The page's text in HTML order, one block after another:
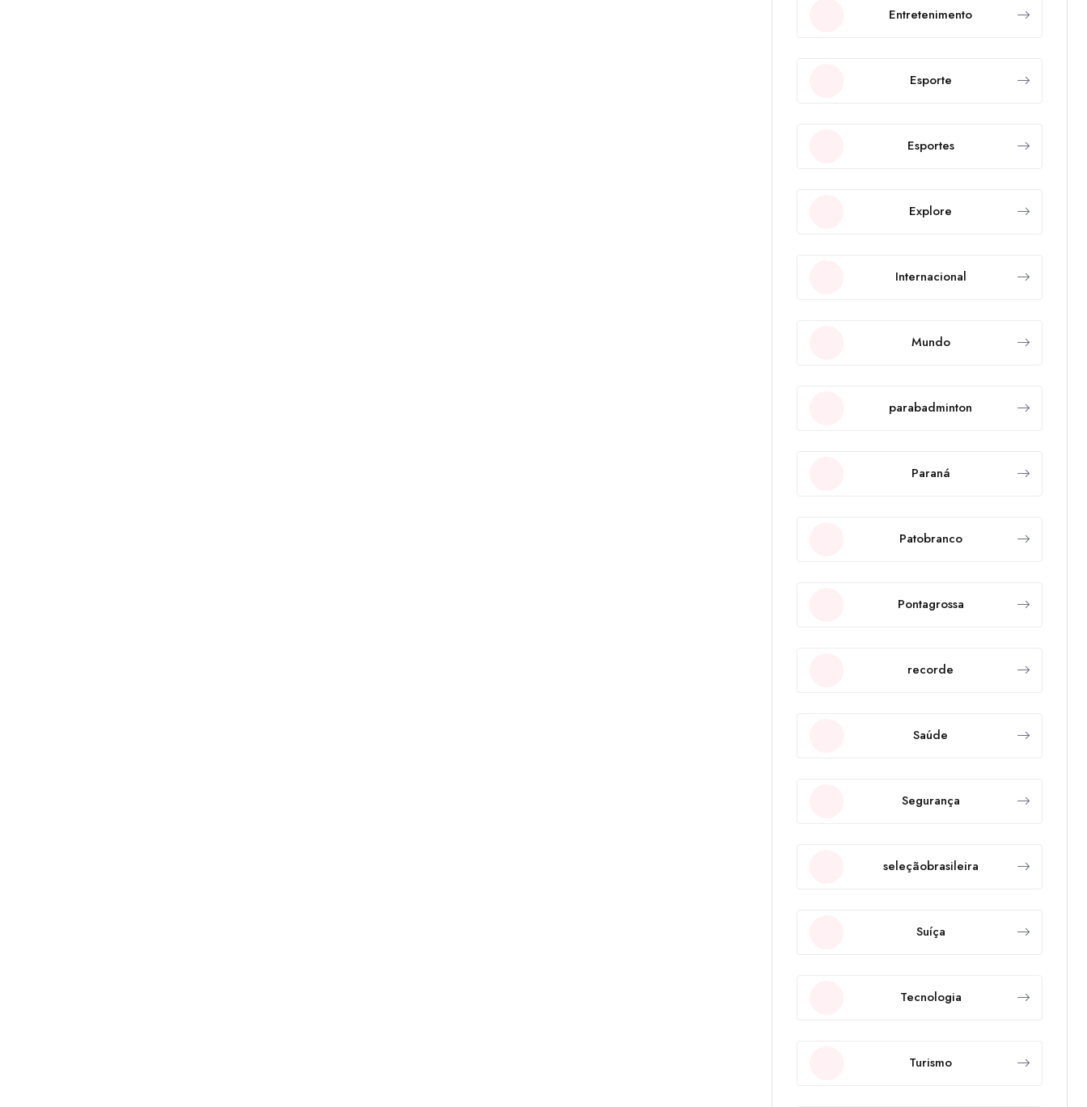
Entretenimento
Esporte
Esportes
Explore
Internacional
Mundo
parabadminton
Paraná
Patobranco
Pontagrossa
recorde
Saúde
Segurança
seleçãobrasileira
Suíça
Tecnologia
Turismo